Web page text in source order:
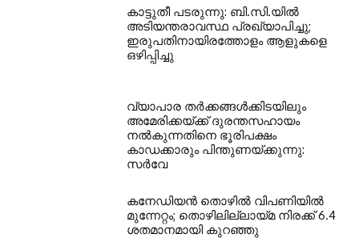
കാട്ടുതീ പടരുന്നു: ബി.സി.യില്‍
അടിയന്തരാവസ്ഥ പ്രഖ്യാപിച്ചു;
ഇരുപതിനായിരത്തോളം ആളുകളെ
ഒഴിപ്പിച്ചു
വ്യാപാര തര്‍ക്കങ്ങള്‍ക്കിടയിലും
അമേരിക്കയ്ക്ക് ദുരന്തസഹായം
നല്‍കുന്നതിനെ ഭൂരിപക്ഷം
കാഡക്കാരും പിന്തുണയ്ക്കുന്നു:
സര്‍വേ
കനേഡിയന്‍ തൊഴില്‍ വിപണിയില്‍
മുന്നേറ്റം; തൊഴിലില്ലായ്മ നിരക്ക് 6.4
ശതമാനമായി കുറഞ്ഞു